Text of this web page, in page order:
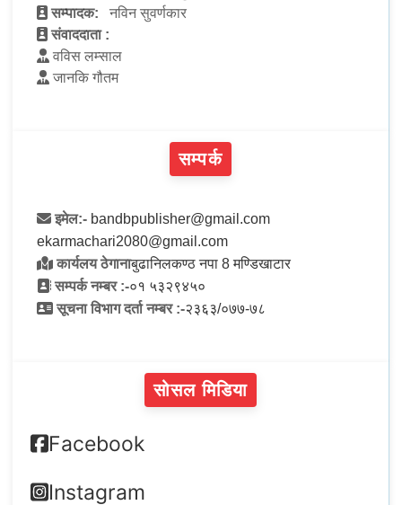
सम्पादक:
नविन सुवर्णकार
संवाददाता :
वविस लम्साल
जानकि गौतम
सम्पर्क
इमेल:- bandbpublisher@gmail.com
ekarmachari2080@gmail.com
कार्यलय ठेगानाबुढानिलकण्ठ नपा 8 मण्डिखाटार
सम्पर्क नम्बर :-०१ ५३२९४५०
सूचना विभाग दर्ता नम्बर :-२३६३/०७७-७८
सोसल मिडिया
Facebook
Instagram